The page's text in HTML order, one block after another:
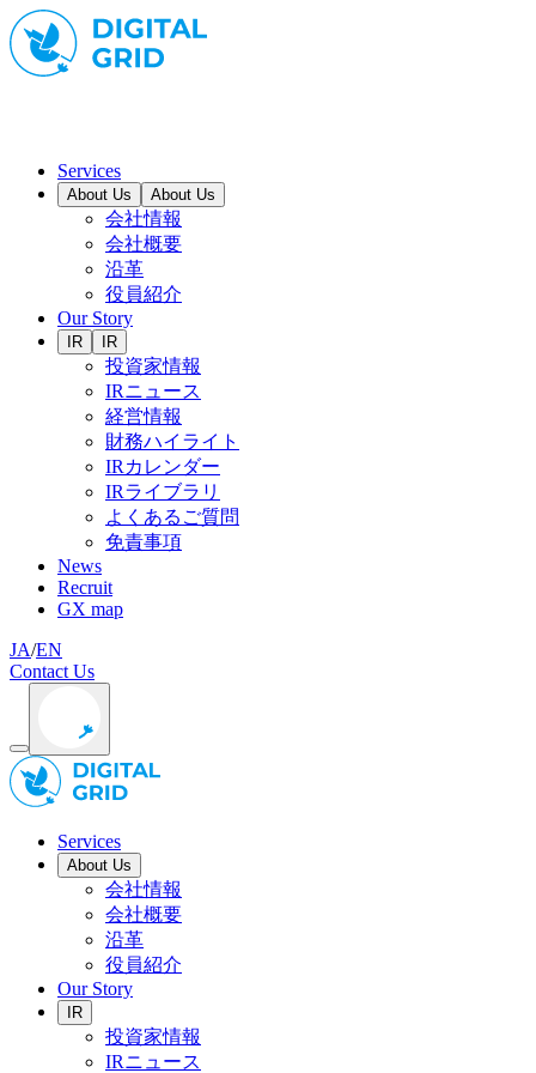
Services
About Us About Us
会社情報
会社概要
沿革
役員紹介
Our Story
IR IR
投資家情報
IRニュース
経営情報
財務ハイライト
IRカレンダー
IRライブラリ
よくあるご質問
免責事項
News
Recruit
GX map
JA/EN
Contact Us
Services
About Us
会社情報
会社概要
沿革
役員紹介
Our Story
IR
投資家情報
IRニュース